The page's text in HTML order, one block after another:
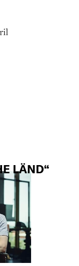
LÄND“